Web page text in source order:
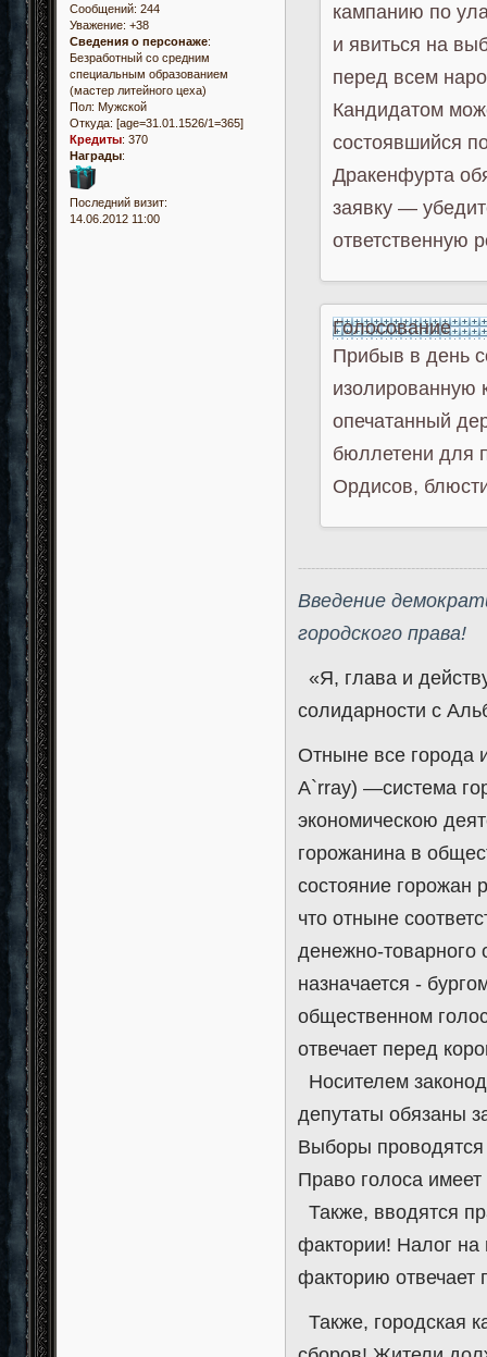
Сообщений: 244
Уважение: +38
Сведения о персонаже:
Безработный со средним
специальным образованием
(мастер литейного цеха)
Пол: Мужской
Откуда: [age=31.01.1526/1=365]
Кредиты: 370
Награды:
Последний визит:
14.06.2012 11:00
кампанию по
и явиться на
перед всем
Кандидатом
состоявшийся
Дракенфурта
заявку —
ответственную
Голосование
Прибыв в день
изолированную
опечатанный
бюллетени для
Ордисов,
Введение
городского права!
«Я, глава и
солидарности с
Отныне все города
A`rray) —система
экономическою
горожанина в
состояние горожан
что отныне
денежно-товарного
назначается -
общественном
отвечает перед
Носителем
депутаты обязаны
Выборы
Право голоса
Также, вводятся
фактории! Налог на
факторию отвечает
Также, городская